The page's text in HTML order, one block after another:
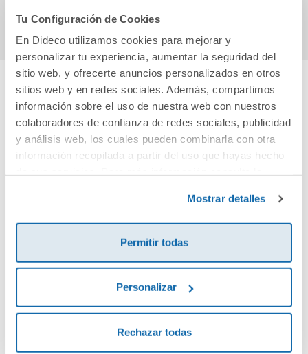
Tu Configuración de Cookies
En Dideco utilizamos cookies para mejorar y
personalizar tu experiencia, aumentar la seguridad del
sitio web, y ofrecerte anuncios personalizados en otros
sitios web y en redes sociales. Además, compartimos
información sobre el uso de nuestra web con nuestros
colaboradores de confianza de redes sociales, publicidad
y análisis web, los cuales pueden combinarla con otra
información recopilada a partir del uso que hayas hecho
Mostrar detalles
Permitir todas
Personalizar
Rechazar todas
Cuéntanos tu opinión
¡Sé el primero en valorar este producto!
Debes iniciar sesión para poder valorarlo
Envía tu opinión